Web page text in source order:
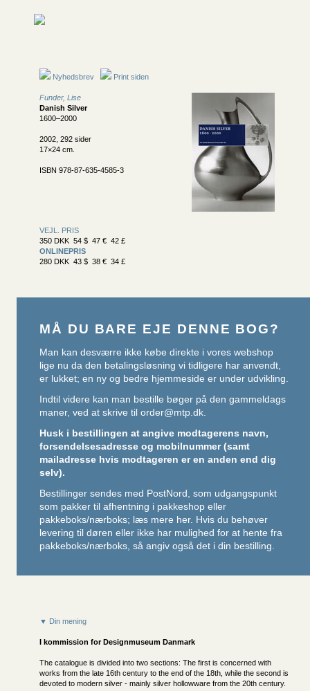
Nyhedsbrev Print siden
Funder, Lise
Danish Silver
1600–2000
2002, 292 sider
17×24 cm.
ISBN 978-87-635-4585-3
VEJL. PRIS
350 DKK 54 $ 47 € 42 £
ONLINEPRIS
280 DKK 43 $ 38 € 34 £
MÅ DU BARE EJE DENNE BOG?
Man kan desværre ikke købe direkte i vores webshop
lige nu da den betalingsløsning vi tidligere har anvendt,
er lukket; en ny og bedre hjemmeside er under udvikling.
Indtil videre kan man bestille bøger på den gammeldags
maner, ved at skrive til order@mtp.dk.
Husk i bestillingen at angive modtagerens navn,
forsendelsesadresse og mobilnummer (samt
mailadresse hvis modtageren er en anden end dig
selv).
Bestillinger sendes med PostNord, som udgangspunkt
som pakker til afhentning i pakkeshop eller
pakkeboks/nærboks; læs mere her. Hvis du behøver
levering til døren eller ikke har mulighed for at hente fra
pakkeboks/nærboks, så angiv også det i din bestilling.
▼ Din mening
I kommission forDesignmuseum Danmark
The catalogue is divided into two sections: The first is concerned with
works from the late 16th century to the end of the 18th, while the second is
devoted to modern silver - mainly silver hollowware from the 20th century.